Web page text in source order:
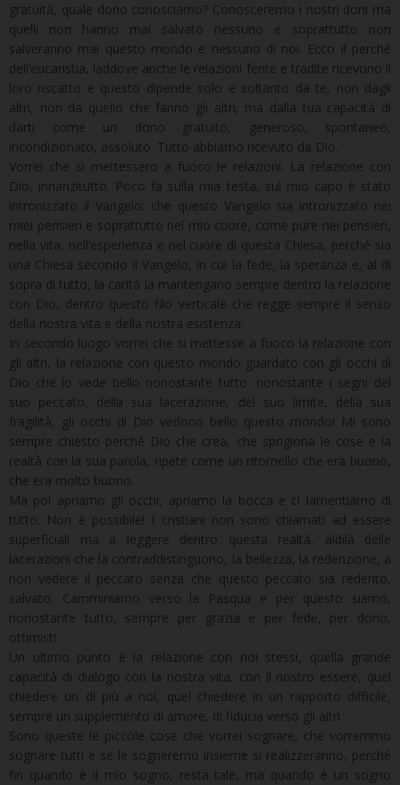
gratuità, quale dono conosciamo? Conosceremo i nostri doni ma
quelli non hanno mai salvato nessuno e soprattutto non
salveranno mai questo mondo e nessuno di noi. Ecco il perché
dell’eucaristia, laddove anche le relazioni ferite e tradite ricevono il
loro riscatto e questo dipende solo e soltanto da te, non dagli
altri, non da quello che fanno gli altri, ma dalla tua capacità di
darti come un dono gratuito, generoso, spontaneo,
incondizionato, assoluto. Tutto abbiamo ricevuto da Dio.
Vorrei che si mettessero a fuoco le relazioni. La relazione con
Dio, innanzitutto. Poco fa sulla mia testa, sul mio capo è stato
intronizzato il Vangelo: che questo Vangelo sia intronizzato nei
miei pensieri e soprattutto nel mio cuore, come pure nei pensieri,
nella vita, nell’esperienza e nel cuore di questa Chiesa, perché sia
una Chiesa secondo il Vangelo, in cui la fede, la speranza e, al di
sopra di tutto, la carità la mantengano sempre dentro la relazione
con Dio, dentro questo filo verticale che regge sempre il senso
della nostra vita e della nostra esistenza.
In secondo luogo vorrei che si mettesse a fuoco la relazione con
gli altri, la relazione con questo mondo guardato con gli occhi di
Dio che lo vede bello nonostante tutto: nonostante i segni del
suo peccato, della sua lacerazione, del suo limite, della sua
fragilità, gli occhi di Dio vedono bello questo mondo! Mi sono
sempre chiesto perché Dio che crea, che sprigiona le cose e la
realtà con la sua parola, ripete come un ritornello che era buono,
che era molto buono.
Ma poi apriamo gli occhi, apriamo la bocca e ci lamentiamo di
tutto. Non è possibile! I cristiani non sono chiamati ad essere
superficiali ma a leggere dentro questa realtà, aldilà delle
lacerazioni che la contraddistinguono, la bellezza, la redenzione, a
non vedere il peccato senza che questo peccato sia redento,
salvato. Camminiamo verso la Pasqua e per questo siamo,
nonostante tutto, sempre per grazia e per fede, per dono,
ottimisti.
Un ultimo punto è la relazione con noi stessi, quella grande
capacità di dialogo con la nostra vita, con il nostro essere, quel
chiedere un di più a noi, quel chiedere in un rapporto difficile,
sempre un supplemento di amore, di fiducia verso gli altri.
Sono queste le piccole cose che vorrei sognare, che vorremmo
sognare tutti e se le sogneremo insieme si realizzeranno, perché
fin quando è il mio sogno, resta tale, ma quando è un sogno